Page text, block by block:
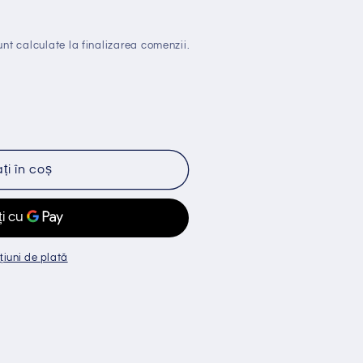
calculate la finalizarea comenzii.
în coș
de plată